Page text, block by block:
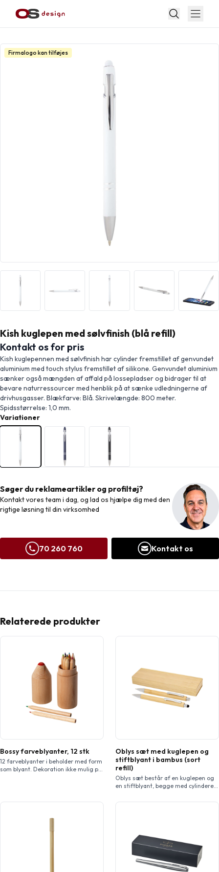
Firmalogo kan tilføjes
Kish kuglepen med sølvfinish (blå refill)
Kontakt os for pris
Kish kuglepennen med sølvfinish har cylinder fremstillet af genvundet
aluminium med touch stylus fremstillet af silikone. Genvundet aluminium
sænker også mængden af affald på lossepladser og bidrager til at
bevare naturressourcer med henblik på at sænke udledningerne af
drivhusgasser. Blækfarve: Blå. Skrivelængde: 800 meter.
Spidsstørrelse: 1,0 mm.
Variationer
Søger du reklameartikler og profiltøj?
Kontakt vores team i dag, og lad os hjælpe dig med den
rigtige løsning til din virksomhed
70 260 760 Kontakt os
Relaterede produkter
Bossy farveblyanter, 12 stk
12 farveblyanter i beholder med form
som blyant. Dekoration ikke mulig på
Oblys sæt med kuglepen og
stiftblyant i bambus (sort
refill)
Oblys sæt består af en kuglepen og
en stiftblyant, begge med cylindere
har en sort stylus og forkromet
metalklips. Spidsstørrelse: 0,5 mm.